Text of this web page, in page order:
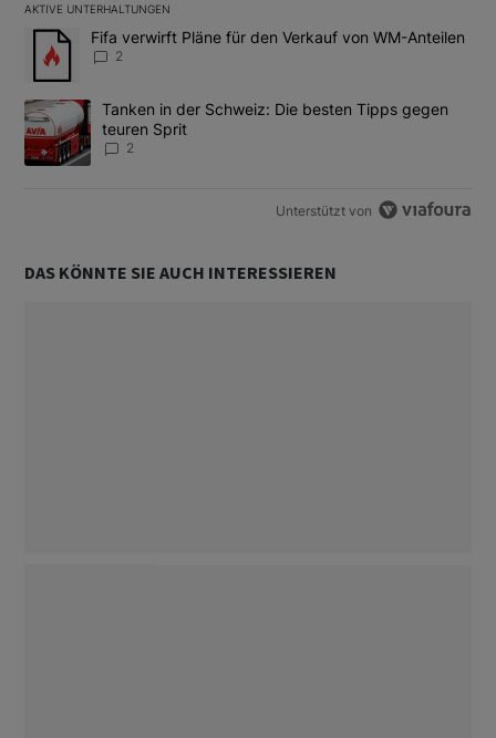
AKTIVE UNTERHALTUNGEN
Das Folgende ist eine Liste der am meisten kommentierten
Ein Trendartikel mit dem Titel "Fifa verwirft Pläne für den
Fifa verwirft Pläne für den Verkauf von WM-Anteilen
2
Ein Trendartikel mit dem Titel "Tanken in der Schweiz: Die
Tanken in der Schweiz: Die besten Tipps gegen
teuren Sprit
2
Unterstützt von
DAS KÖNNTE SIE AUCH INTERESSIEREN